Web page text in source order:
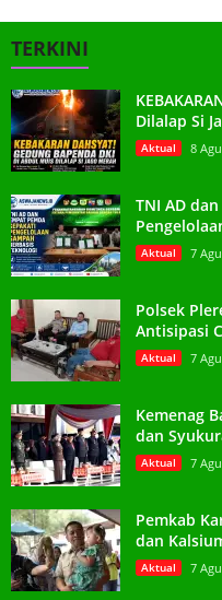
TERKINI
Dilalap Si
Aktual 8
TNI AD
Aktual 7
Polsek
Antisipasi
Aktual 7
Kemenag
dan
Aktual 7
Pemkab
dan
Aktual 7